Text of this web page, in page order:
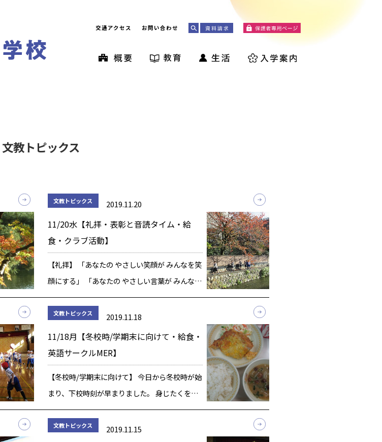
交通アクセス お問い合わせ
文教トピックス
文教トピックス 2019.11.20
11/20水【礼拝・表彰と音読タイム・給
食・クラブ活動】
【礼拝】 「あなたの やさしい笑顔が みんなを笑
顔にする」 「あなたの やさしい言葉が みんなの
心を潤す」 お経にある「和顔愛語」です。その
意味を皆で確かめ、自分の行いを振り返ってか
文教トピックス 2019.11.18
11/18月【冬校時/学期末に向けて・給食・
英語サークルMER】
【冬校時/学期末に向けて】 今日から冬校時が始
まり、下校時刻が早まりました。 身じたくをす
ばやくして、安全に帰ってほしいと願います。
一昨日の「学びと力の発表会Ⅱ」では、多数の
文教トピックス 2019.11.15